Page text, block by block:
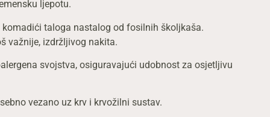
ljepotu.
taloga nastalog od fosilnih školjkaša.
važnije, izdržljivog nakita.
svojstva, osiguravajući udobnost za osjetljivu
vezano uz krv i krvožilni sustav.